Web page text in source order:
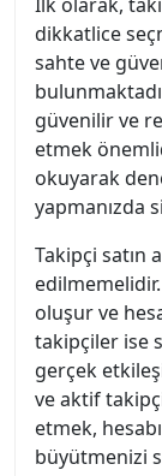
dikkatlice
sahte ve
güvenilir ve
etmek
okuyarak
yapmanızda
Takipçi satın
oluşur ve
takipçiler ise
gerçek
ve aktif
etmek,
büyütmenizi